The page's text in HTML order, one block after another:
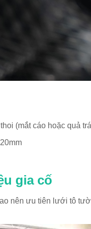
(mắt cáo hoặc quả
gia cố
nên ưu tiên lưới tô